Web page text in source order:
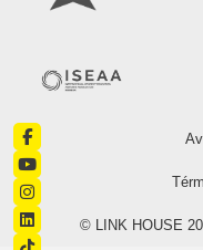
© LINK HOUSE